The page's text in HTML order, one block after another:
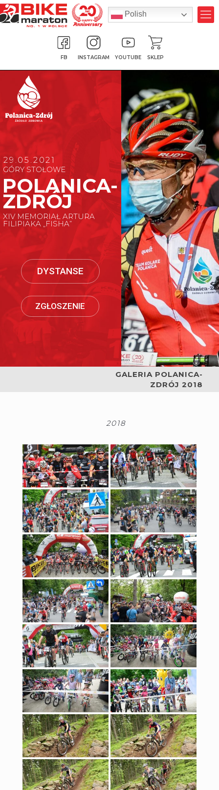
FB INSTAGRAM YOUTUBE SKLEP
Polish
POLANICA-
ZDRÓJ
GÓRY STOŁOWE
29.05.2021
XIV MEMORIAŁ ARTURA
FILIPIAKA „FISHA”
DYSTANSE
ZGŁOSZENIE
GALERIA POLANICA-
ZDRÓJ 2018
2018